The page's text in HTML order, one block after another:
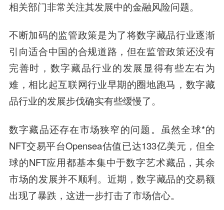
相关部门非常关注其发展中的金融风险问题。
不断加码的监管政策是为了将数字藏品行业逐渐
引向适合中国的合规道路，但在监管政策还没有
完善时，数字藏品行业的发展显得有些左右为
难，相比起互联网行业早期的圈地跑马，数字藏
品行业的发展步伐确实有些缓慢了。
数字藏品还存在市场狭窄的问题。虽然全球*的
NFT交易平台Opensea估值已达133亿美元，但全
球的NFT应用都基本集中于数字艺术藏品，其余
市场的发展并不顺利。近期，数字藏品的交易额
出现了暴跌，这进一步打击了市场信心。